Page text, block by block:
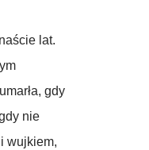
lat.
gdy
nie
wujkiem,